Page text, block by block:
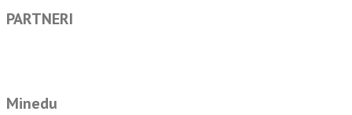
PARTNERI
Minedu